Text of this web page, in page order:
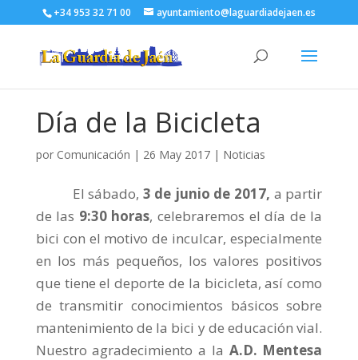
+34 953 32 71 00 ayuntamiento@laguardiadejaen.es
Día de la Bicicleta
por Comunicación | 26 May 2017| Noticias
El sábado, 3 de junio de 2017, a partir
de las 9:30 horas, celebraremos el día de la
bici con el motivo de inculcar, especialmente
en los más pequeños, los valores positivos
que tiene el deporte de la bicicleta, así como
de transmitir conocimientos básicos sobre
mantenimiento de la bici y de educación vial.
Nuestro agradecimiento a la A.D. Mentesa